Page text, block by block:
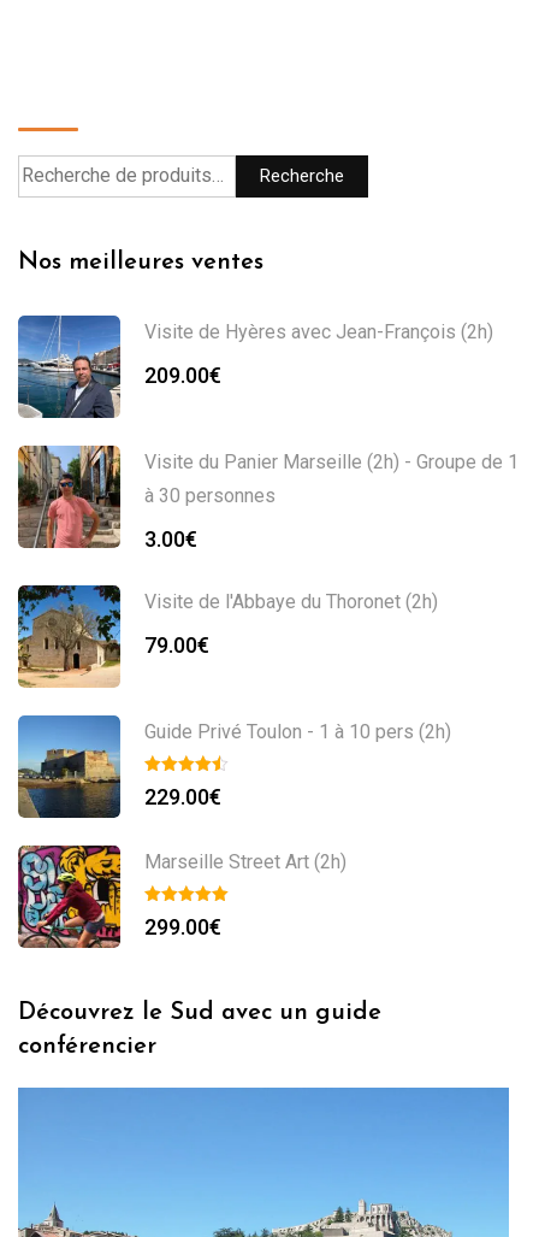
Recherche
Nos meilleures ventes
Visite de Hyères avec Jean-François (2h)
209.00€
Visite du Panier Marseille (2h) - Groupe de 1
à 30 personnes
3.00€
Visite de l'Abbaye du Thoronet (2h)
79.00€
Guide Privé Toulon - 1 à 10 pers (2h)
229.00€
Marseille Street Art (2h)
299.00€
Découvrez le Sud avec un guide
conférencier